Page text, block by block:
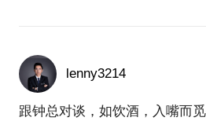
lenny3214
跟钟总对谈，如饮酒，入嘴而